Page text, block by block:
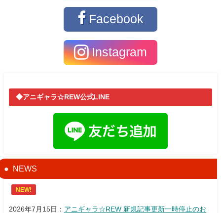
Facebook
Instagram
◆アニギャラ☆REW公式LINE
NEWS
NEW!
2026年7月15日： アニギャラ☆REW 新規記事更新一時停止のお